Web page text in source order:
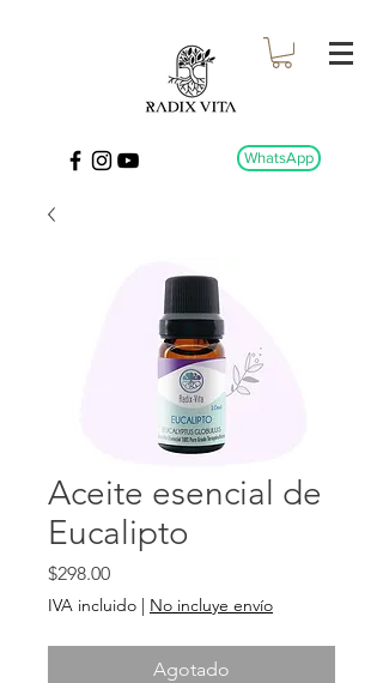
WhatsApp
Aceite esencial de
Eucalipto
$298.00Precio
IVA incluido | No incluye envío
Agotado